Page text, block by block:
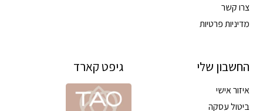
צרו קשר
מדיניות פרטיות
החשבון שלי
איזור אישי
ביטול עסקה
גיפט קארד